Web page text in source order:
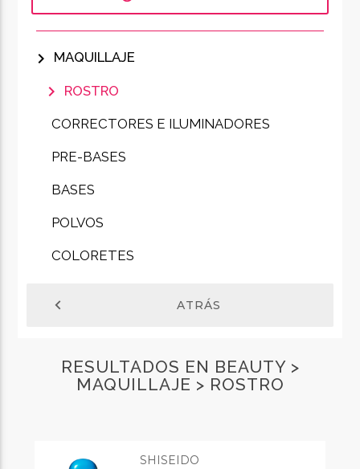
chevron_right MAQUILLAJE
chevron_right ROSTRO
CORRECTORES E ILUMINADORES
PRE-BASES
BASES
POLVOS
COLORETES
chevron_left ATRÁS
RESULTADOS EN BEAUTY >
MAQUILLAJE > ROSTRO
SHISEIDO